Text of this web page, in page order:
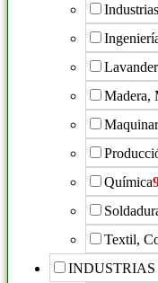
Madera,
Química
Textil,